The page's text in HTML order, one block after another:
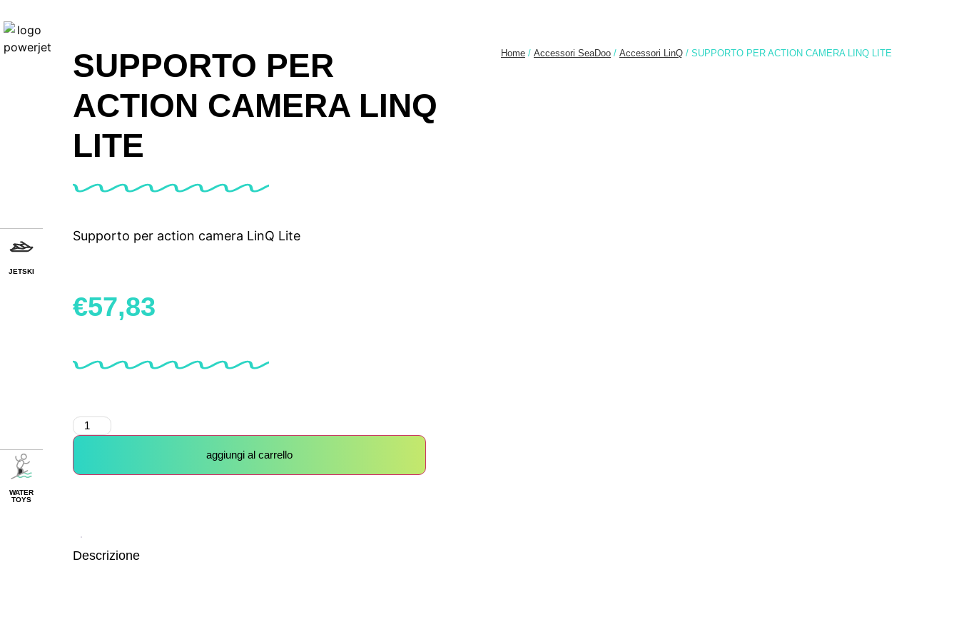
JETSKI
WATER
TOYS
SUPPORTO PER
ACTION CAMERA LINQ
LITE
Supporto per action camera LinQ Lite
€57,83
aggiungi al carrello
Home / Accessori SeaDoo / Accessori LinQ / SUPPORTO PER ACTION CAMERA LINQ LITE
Descrizione